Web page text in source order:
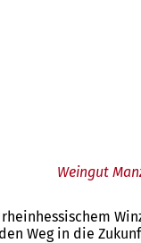
Weingut
Weg in die